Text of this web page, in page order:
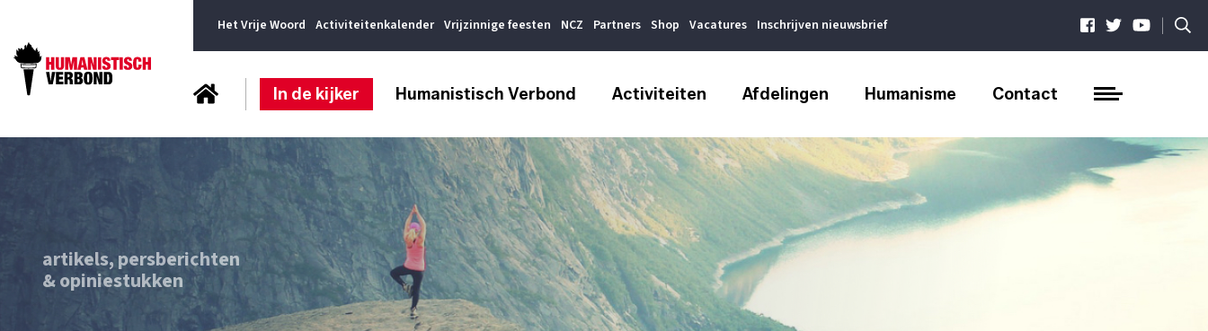
Het Vrije Woord Activiteitenkalender Vrijzinnige feesten NCZ Partners Shop Vacatures Inschrijven nieuwsbrief |
In de kijker Humanistisch Verbond Activiteiten Afdelingen Humanisme Contact
artikels, persberichten
& opiniestukken